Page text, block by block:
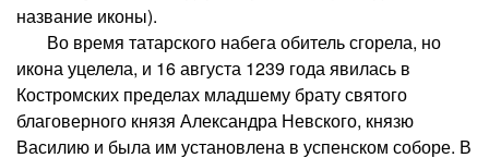
название иконы).
Во время татарского набега обитель сгорела, но
икона уцелела, и 16 августа 1239 года явилась в
Костромских пределах младшему брату святого
благоверного князя Александра Невского, князю
Василию и была им установлена в успенском соборе. В